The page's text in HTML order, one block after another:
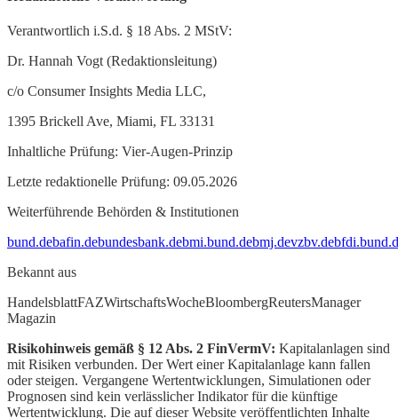
Verantwortlich i.S.d. § 18 Abs. 2 MStV:
Dr. Hannah Vogt (Redaktionsleitung)
c/o Consumer Insights Media LLC,
1395 Brickell Ave, Miami, FL 33131
Inhaltliche Prüfung: Vier-Augen-Prinzip
Letzte redaktionelle Prüfung: 09.05.2026
Weiterführende Behörden & Institutionen
bund.debafin.debundesbank.debmi.bund.debmj.devzbv.de
Bekannt aus
HandelsblattFAZWirtschaftsWocheBloombergReutersManager
Magazin
Risikohinweis gemäß § 12 Abs. 2 FinVermV: Kapitalanlagen sind
mit Risiken verbunden. Der Wert einer Kapitalanlage kann fallen
oder steigen. Vergangene Wertentwicklungen, Simulationen oder
Prognosen sind kein verlässlicher Indikator für die künftige
Wertentwicklung. Die auf dieser Website veröffentlichten Inhalte